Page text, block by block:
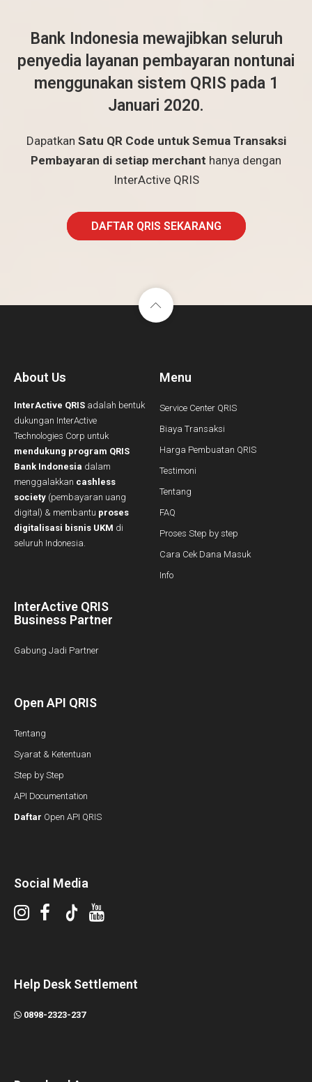
Bank Indonesia mewajibkan seluruh
penyedia layanan pembayaran nontunai
menggunakan sistem QRIS pada 1
Januari 2020.
Dapatkan Satu QR Code untuk Semua Transaksi
Pembayaran di setiap merchant hanya dengan
InterActive QRIS
DAFTAR QRIS SEKARANG
About Us
InterActive QRIS adalah bentuk
dukungan InterActive
Technologies Corp untuk
mendukung program QRIS
Bank Indonesia dalam
menggalakkan cashless
society (pembayaran uang
digital) & membantu proses
digitalisasi bisnis UKM di
seluruh Indonesia.
InterActive QRIS
Business Partner
Gabung Jadi Partner
Menu
Service Center QRIS
Biaya Transaksi
Harga Pembuatan QRIS
Testimoni
Tentang
FAQ
Proses Step by step
Cara Cek Dana Masuk
Info
Open API QRIS
Tentang
Syarat & Ketentuan
Step by Step
API Documentation
Daftar Open API QRIS
Social Media
Help Desk Settlement
0898-2323-237